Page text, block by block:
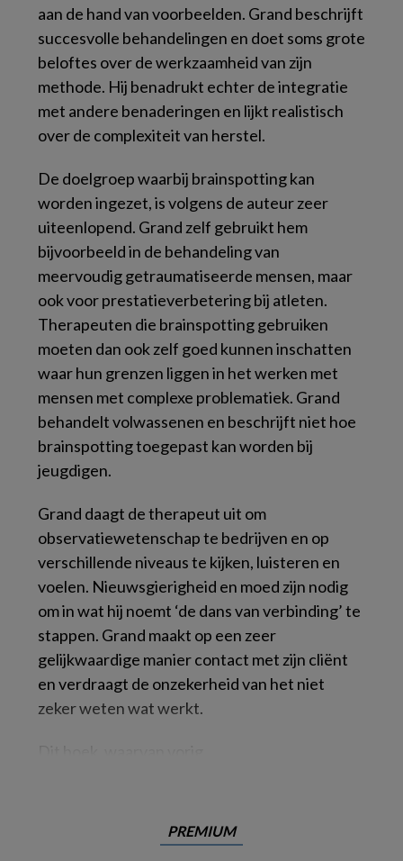
aan de hand van voorbeelden. Grand beschrijft
succesvolle behandelingen en doet soms grote
beloftes over de werkzaamheid van zijn
methode. Hij benadrukt echter de integratie
met andere benaderingen en lijkt realistisch
over de complexiteit van herstel.
De doelgroep waarbij brainspotting kan
worden ingezet, is volgens de auteur zeer
uiteenlopend. Grand zelf gebruikt hem
bijvoorbeeld in de behandeling van
meervoudig getraumatiseerde mensen, maar
ook voor prestatieverbetering bij atleten.
Therapeuten die brainspotting gebruiken
moeten dan ook zelf goed kunnen inschatten
waar hun grenzen liggen in het werken met
mensen met complexe problematiek. Grand
behandelt volwassenen en beschrijft niet hoe
brainspotting toegepast kan worden bij
jeugdigen.
Grand daagt de therapeut uit om
observatiewetenschap te bedrijven en op
verschillende niveaus te kijken, luisteren en
voelen. Nieuwsgierigheid en moed zijn nodig
om in wat hij noemt ‘de dans van verbinding’ te
stappen. Grand maakt op een zeer
gelijkwaardige manier contact met zijn cliënt
en verdraagt de onzekerheid van het niet
zeker weten wat werkt.
PREMIUM